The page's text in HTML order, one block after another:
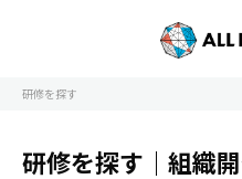
研修を探す
研修を探す｜組織